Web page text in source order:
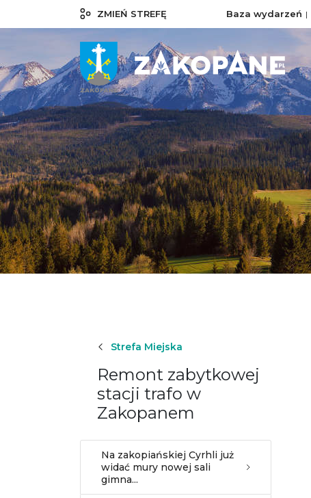
ZMIEŃ STREFĘ Baza wydarzeń
Strefa Miejska
Remont zabytkowej
stacji trafo w
Zakopanem
Na zakopiańskiej Cyrhli już
widać mury nowej sali
gimna...